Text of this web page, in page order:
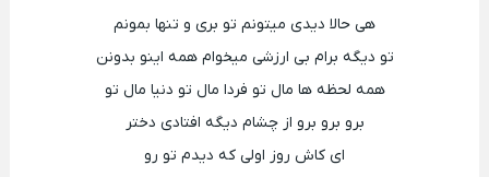
هی حالا دیدی میتونم تو بری و تنها بمونم
تو دیگه برام بی ارزشی میخوام همه اینو بدونن
همه لحظه ها مال تو فردا مال تو دنیا مال تو
برو برو برو از چشام دیگه افتادی دختر
ای کاش روز اولی که دیدم تو رو